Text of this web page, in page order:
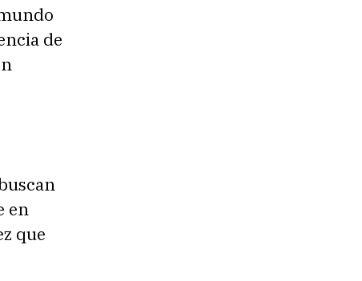
de
en
que